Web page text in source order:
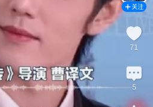
关注
71
5